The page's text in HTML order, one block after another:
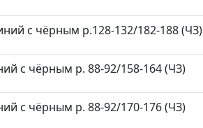
с чёрным р.128-132/182-188 (ЧЗ)
с чёрным р. 88-92/158-164 (ЧЗ)
с чёрным р. 88-92/170-176 (ЧЗ)